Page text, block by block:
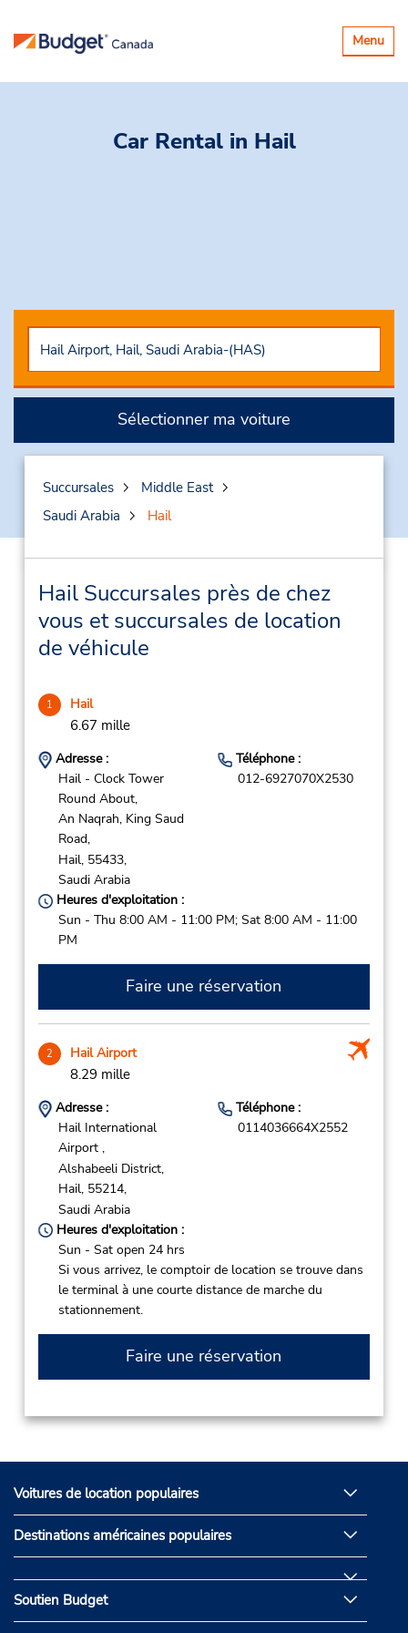
Basculer
la
Menu
Car Rental in Hail
Sélectionner ma voiture
Succursales
Middle East
Saudi Arabia
Hail
Hail Succursales près de chez
vous et succursales de location
de véhicule
1 Hail
6.67 mille
Adresse :
Hail - Clock Tower
Round About,
An Naqrah, King Saud
Road,
Hail, 55433,
Saudi Arabia
Téléphone :
012-6927070X2530
Heures d'exploitation :
Sun - Thu 8:00 AM - 11:00 PM; Sat 8:00 AM - 11:00
PM
Faire une réservation
2 Hail Airport
8.29 mille
Adresse :
Hail International
Airport ,
Alshabeeli District,
Hail, 55214,
Saudi Arabia
Téléphone :
0114036664X2552
Heures d'exploitation :
Sun - Sat open 24 hrs
Si vous arrivez, le comptoir de location se trouve dans
le terminal à une courte distance de marche du
stationnement.
Faire une réservation
Voitures de location populaires
Destinations américaines populaires
Soutien Budget